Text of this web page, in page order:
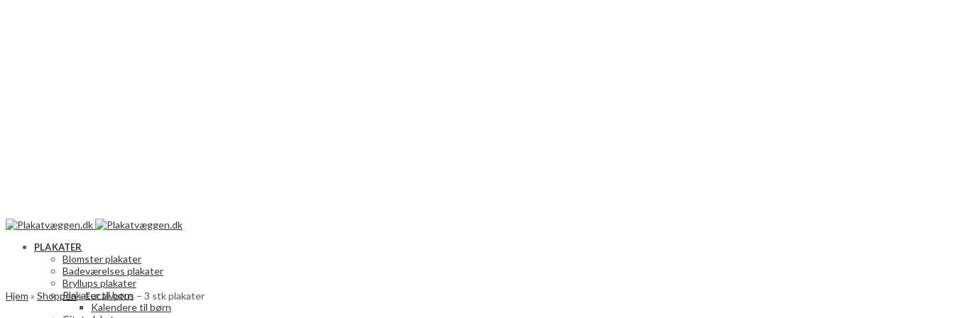
PLAKATER
Blomster plakater
Badeværelses plakater
Bryllups plakater
Plakater til børn
Kalendere til børn
Hjem » Shoppen»Eucalyptus – 3 stk plakater